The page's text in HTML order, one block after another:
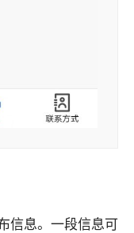
信息。一段信息可